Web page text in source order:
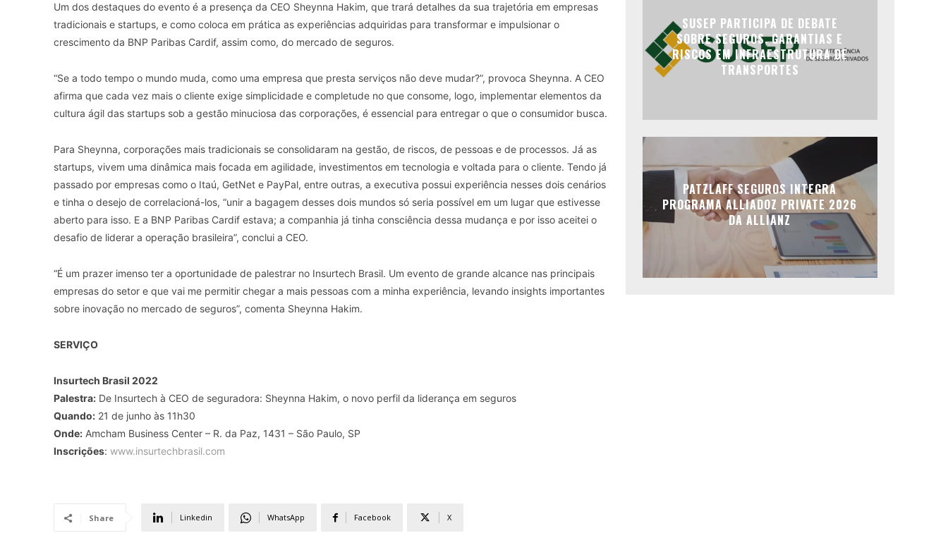
Um dos destaques do evento é a presença da CEO Sheynna Hakim, que trará detalhes da sua trajetória em empresas
tradicionais e startups, e como coloca em prática as experiências adquiridas para transformar e impulsionar o
crescimento da BNP Paribas Cardif, assim como, do mercado de seguros.
“Se a todo tempo o mundo muda, como uma empresa que presta serviços não deve mudar?”, provoca Sheynna. A CEO
afirma que cada vez mais o cliente exige simplicidade e completude no que consome, logo, implementar elementos da
cultura ágil das startups sob a gestão minuciosa das corporações, é essencial para entregar o que o consumidor busca.
Para Sheynna, corporações mais tradicionais se consolidaram na gestão, de riscos, de pessoas e de processos. Já as
startups, vivem uma dinâmica mais focada em agilidade, investimentos em tecnologia e voltada para o cliente. Tendo já
passado por empresas como o Itaú, GetNet e PayPal, entre outras, a executiva possui experiência nesses dois cenários
e tinha o desejo de correlacioná-los, “unir a bagagem desses dois mundos só seria possível em um lugar que estivesse
aberto para isso. E a BNP Paribas Cardif estava; a companhia já tinha consciência dessa mudança e por isso aceitei o
desafio de liderar a operação brasileira”, conclui a CEO.
“É um prazer imenso ter a oportunidade de palestrar no Insurtech Brasil. Um evento de grande alcance nas principais
empresas do setor e que vai me permitir chegar a mais pessoas com a minha experiência, levando insights importantes
sobre inovação no mercado de seguros”, comenta Sheynna Hakim.
SERVIÇO
Insurtech Brasil 2022
Palestra: De Insurtech à CEO de seguradora: Sheynna Hakim, o novo perfil da liderança em seguros
Quando: 21 de junho às 11h30
Onde: Amcham Business Center – R. da Paz, 1431 – São Paulo, SP
Inscrições: www.insurtechbrasil.com
Share Linkedin WhatsApp Facebook X
SUSEP PARTICIPA DE DEBATE
SOBRE SEGUROS, GARANTIAS E
RISCOS EM INFRAESTRUTURA DE
TRANSPORTES
PATZLAFF SEGUROS INTEGRA
PROGRAMA ALLIADOZ PRIVATE 2026
DA ALLIANZ